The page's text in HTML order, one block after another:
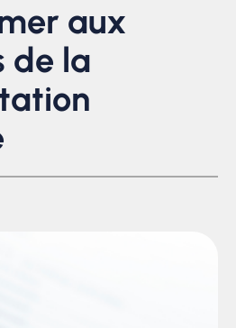
aux
de la